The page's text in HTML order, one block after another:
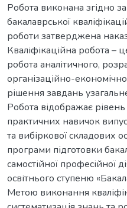
Робота виконана згідно
бакалаврської
роботи затверджена
Кваліфікаційна робота –
робота аналітичного,
організаційно-
рішення завдань
Робота відображає
практичних навичок
та вибіркової складових
програми підготовки
самостійної професійної
освітнього ступеню
Метою виконання